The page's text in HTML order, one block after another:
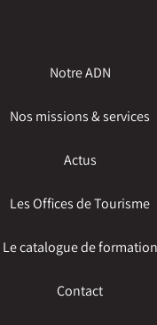
Notre ADN
Nos missions & services
Actus
Les Offices de Tourisme
Le catalogue de formation
Contact